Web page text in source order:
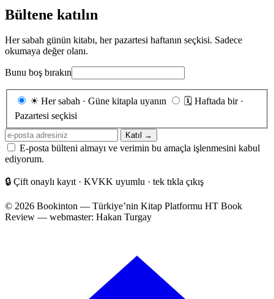
Bültene katılın
Her sabah günün kitabı, her pazartesi haftanın seçkisi. Sadece
okumaya değer olanı.
Bunu boş bırakın
Gönderim
☀ Her sabah · Güne kitapla uyanın 🗓 Haftada bir ·
Pazartesi seçkisi
E-
posta
adresiniz
Katıl →
E-posta bülteni almayı ve verimin bu amaçla işlenmesini kabul
ediyorum.
🔒 Çift onaylı kayıt · KVKK uyumlu · tek tıkla çıkış
© 2026 Bookinton — Türkiye’nin Kitap Platformu HT Book
Review — webmaster: Hakan Turgay